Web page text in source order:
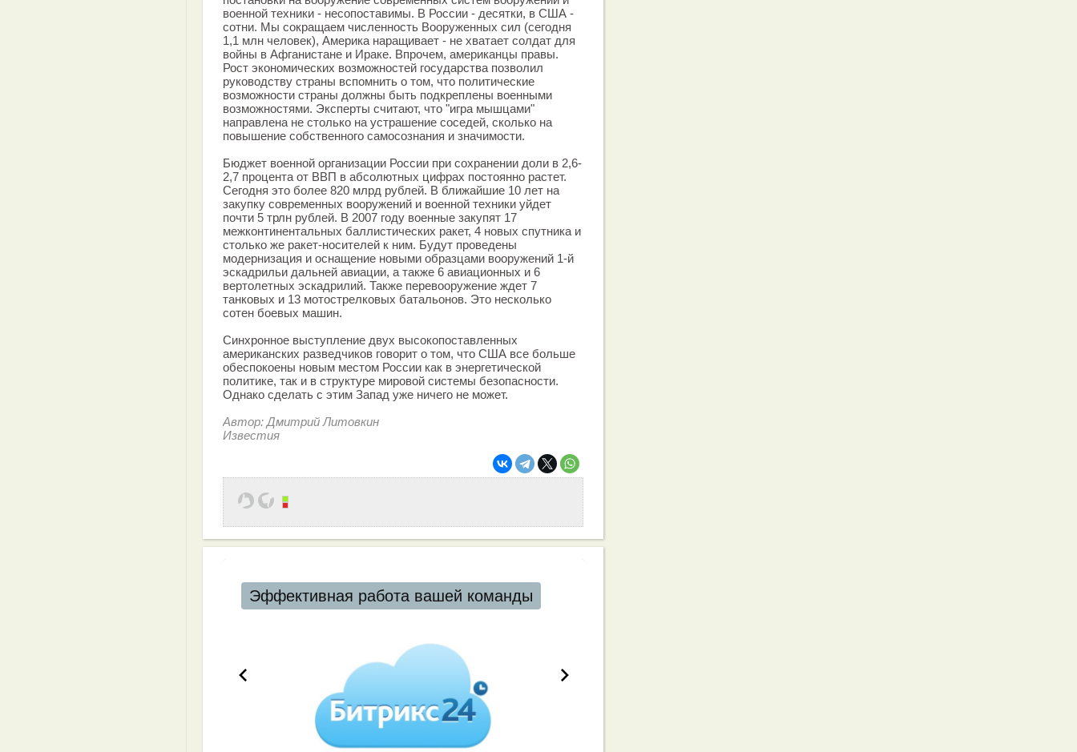
военной техники - несопоставимы. В России - десятки, в США -
сотни. Мы сокращаем численность Вооруженных сил (сегодня
1,1 млн человек), Америка наращивает - не хватает солдат для
войны в Афганистане и Ираке. Впрочем, американцы правы.
Рост экономических возможностей государства позволил
руководству страны вспомнить о том, что политические
возможности страны должны быть подкреплены военными
возможностями. Эксперты считают, что "игра мышцами"
направлена не столько на устрашение соседей, сколько на
повышение собственного самосознания и значимости.
Бюджет военной организации России при сохранении доли в 2,6-
2,7 процента от ВВП в абсолютных цифрах постоянно растет.
Сегодня это более 820 млрд рублей. В ближайшие 10 лет на
закупку современных вооружений и военной техники уйдет
почти 5 трлн рублей. В 2007 году военные закупят 17
межконтинентальных баллистических ракет, 4 новых спутника и
столько же ракет-носителей к ним. Будут проведены
модернизация и оснащение новыми образцами вооружений 1-й
эскадрильи дальней авиации, а также 6 авиационных и 6
вертолетных эскадрилий. Также перевооружение ждет 7
танковых и 13 мотострелковых батальонов. Это несколько
сотен боевых машин.
Синхронное выступление двух высокопоставленных
американских разведчиков говорит о том, что США все больше
обеспокоены новым местом России как в энергетической
политике, так и в структуре мировой системы безопасности.
Однако сделать с этим Запад уже ничего не может.
Автор: Дмитрий Литовкин
Известия
Эффективная работа вашей команды